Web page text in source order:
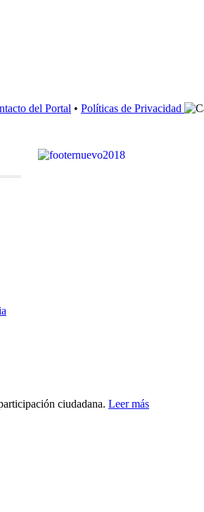
del Portal • Políticas de Privacidad
ciudadana. Leer más